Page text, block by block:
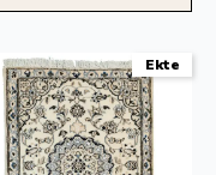
Ekte